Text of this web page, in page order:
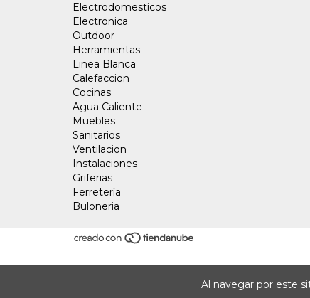
Al navegar por este
Electrodomesticos
Electronica
Outdoor
Herramientas
Linea Blanca
Calefaccion
Cocinas
Agua Caliente
Muebles
Sanitarios
Ventilacion
Instalaciones
Griferias
Ferretería
Buloneria